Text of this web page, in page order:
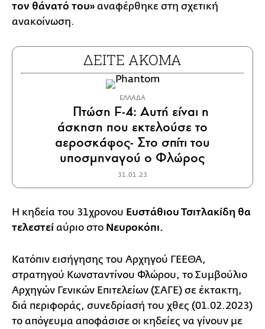
τον θάνατό του» αναφέρθηκε στη σχετική
ανακοίνωση.
ΔΕΙΤΕ ΑΚΟΜΑ
ΕΛΛΑΔΑ
Πτώση F-4: Αυτή είναι η
άσκηση που εκτελούσε το
αεροσκάφος- Στο σπίτι του
υποσμηναγού ο Φλώρος
31.01.23
Η κηδεία του 31χρονου Ευστάθιου Τσιτλακίδη θα
τελεστεί αύριο στο Νευροκόπι.
Kατόπιν εισήγησης του Αρχηγού ΓΕΕΘΑ,
στρατηγού Κωνσταντίνου Φλώρου, το Συμβούλιο
Αρχηγών Γενικών Επιτελείων (ΣΑΓΕ) σε έκτακτη,
διά περιφοράς, συνεδρίασή του χθες (01.02.2023)
το απόγευμα αποφάσισε οι κηδείες να γίνουν με